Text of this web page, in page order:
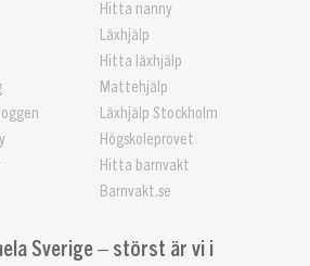
Hitta nanny
Läxhjälp
Hitta läxhjälp
Mattehjälp
Läxhjälp Stockholm
Högskoleprovet
Hitta barnvakt
Barnvakt.se
Sverige – störst är vi i